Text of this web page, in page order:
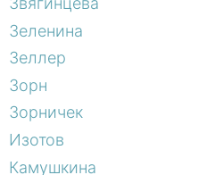
Зеленина
Зеллер
Зорн
Зорничек
Изотов
Камушкина